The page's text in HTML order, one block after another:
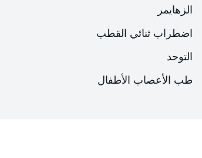
الزهايمر
اضطراب ثنائي القطب
التوحد
طب الأعصاب الأطفال